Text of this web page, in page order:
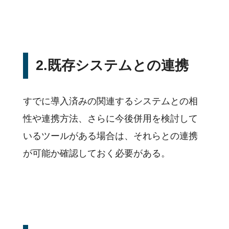
2.既存システムとの連携
すでに導入済みの関連するシステムとの相
性や連携方法、さらに今後併用を検討して
いるツールがある場合は、それらとの連携
が可能か確認しておく必要がある。